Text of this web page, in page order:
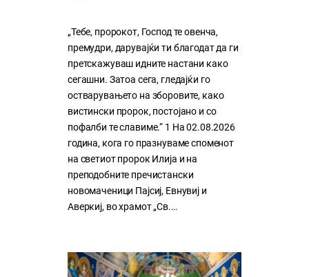
„Тебе, пророкот, Господ те овенча,
премудри, дарувајќи ти благодат да ги
претскажуваш идните настани како
сегашни. Затоа сега, гледајќи го
остварувањето на зборовите, како
вистински пророк, постојано и со
пофалби те славиме.“ 1 На 02.08.2026
година, кога го празнуваме споменот
на светиот пророк Илија и на
преподобните пречистански
новомаченици Пајсиј, Евнувиј и
Аверкиј, во храмот „Св.…